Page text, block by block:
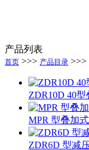
产品列表
首页 >>> 产品目录 >>>
ZDR10D 40
MPR 型叠加
ZDR6D 型减